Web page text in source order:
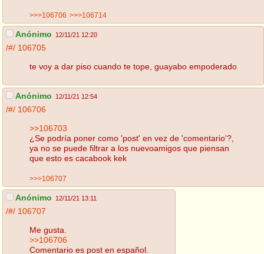
>>>106706 >>>106714
Anónimo 12/11/21 12:20
/#/ 106705
te voy a dar piso cuando te tope, guayabo empoderado
Anónimo 12/11/21 12:54
/#/ 106706
>>106703
¿Se podría poner como 'post' en vez de 'comentario'?,
ya no se puede filtrar a los nuevoamigos que piensan
que esto es cacabook kek
>>>106707
Anónimo 12/11/21 13:11
/#/ 106707
Me gusta.
>>106706
Comentario es post en español.